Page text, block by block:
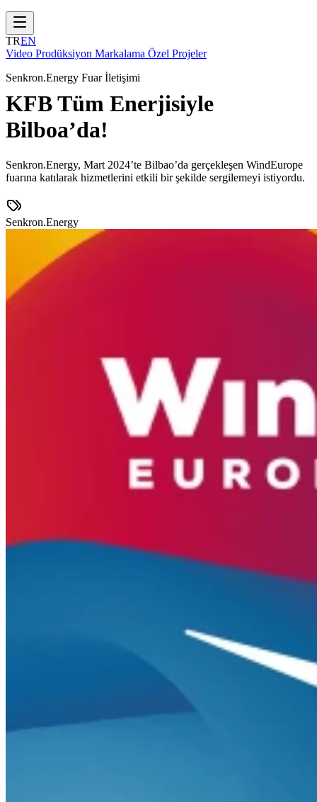
TREN
Video Prodüksiyon Markalama Özel Projeler
Senkron.Energy Fuar İletişimi
KFB Tüm Enerjisiyle
Bilboa’da!
Senkron.Energy, Mart 2024’te Bilbao’da gerçekleşen WindEurope
fuarına katılarak hizmetlerini etkili bir şekilde sergilemeyi istiyordu.
Senkron.Energy